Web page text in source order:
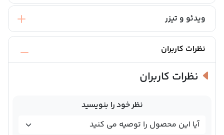
ویدئو و تیزر
نظرات کاربران
نظرات کاربران
نظر خود را بنویسید